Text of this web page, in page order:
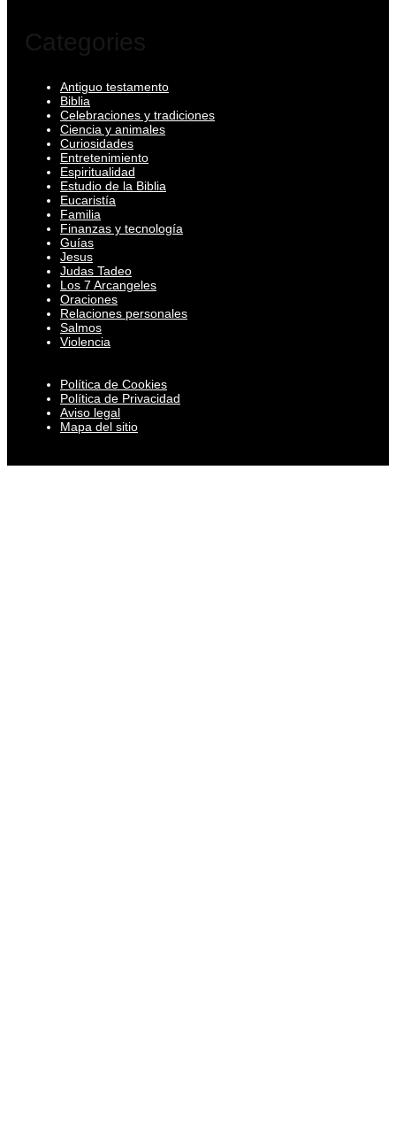
Categories
Antiguo testamento
Biblia
Celebraciones y tradiciones
Ciencia y animales
Curiosidades
Entretenimiento
Espiritualidad
Estudio de la Biblia
Eucaristía
Familia
Finanzas y tecnología
Guías
Jesus
Judas Tadeo
Los 7 Arcangeles
Oraciones
Relaciones personales
Salmos
Violencia
Política de Cookies
Política de Privacidad
Aviso legal
Mapa del sitio